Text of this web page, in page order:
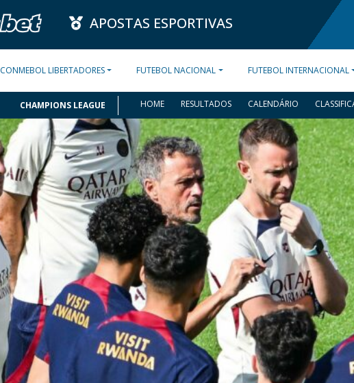
APOSTAS ESPORTIVAS
CONMEBOL LIBERTADORES FUTEBOL NACIONAL FUTEBOL INTERNACIONAL
CHAMPIONS LEAGUE HOME RESULTADOS CALENDÁRIO